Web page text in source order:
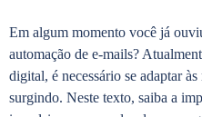
Em algum momento você já
automação de e-mails?
digital, é necessário se adaptar
surgindo. Neste texto, saiba a